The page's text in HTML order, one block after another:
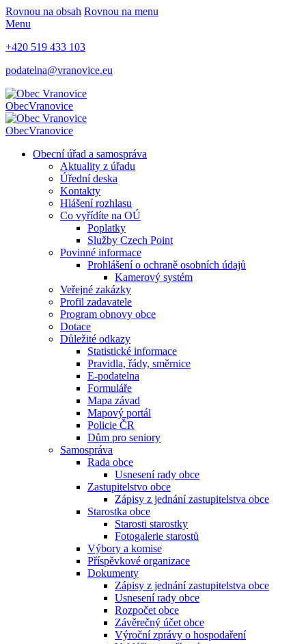
Rovnou na obsah Rovnou na menu
Menu
+420 519 433 103
podatelna@vranovice.eu
ObecVranovice
ObecVranovice
Obecní úřad a samospráva
Aktuality z úřadu
Úřední deska
Kontakty
Hlášení rozhlasu
Co vyřídíte na OÚ
Poplatky
Služby Czech Point
Povinné informace
Prohlášení o ochraně osobních údajů
Kamerový systém
Veřejné zakázky
Profil zadavatele
Program obnovy obce
Dotace
Důležité odkazy
Statistické informace
Pravidla, řády, směrnice
E-podatelna
Formuláře
Mapa závad
Mapový portál
Policie ČR
Dům pro seniory
Samospráva
Rada obce
Usnesení rady obce
Zastupitelstvo obce
Zápisy z jednání zastupitelstva obce
Starostka obce
Starosti starostky
Fotogalerie starostů
Výbory a komise
Příspěvkové organizace
Dokumenty
Zápisy z jednání zastupitelstva obce
Usnesení rady obce
Rozpočet obce
Závěrečný účet obce
Výroční zprávy o hospodaření